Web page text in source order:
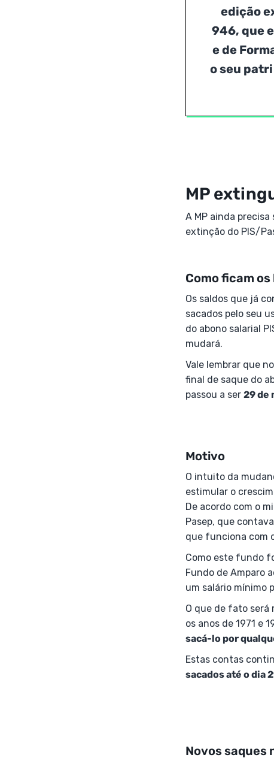
edição
946, que
e de
o seu
MP
A MP ainda
extinção do PIS/
Como ficam
Os saldos que já
sacados pelo seu
do abono salarial
mudará.
Vale lembrar que
final de saque do
passou a ser 29 de
Motivo
O intuito da
estimular o
De acordo com o
Pasep, que
que funciona com
Como este fundo
Fundo de Amparo
um salário mínimo
O que de fato será
os anos de 1971 e
sacá-lo por
Estas contas
sacados até o dia
Novos saques